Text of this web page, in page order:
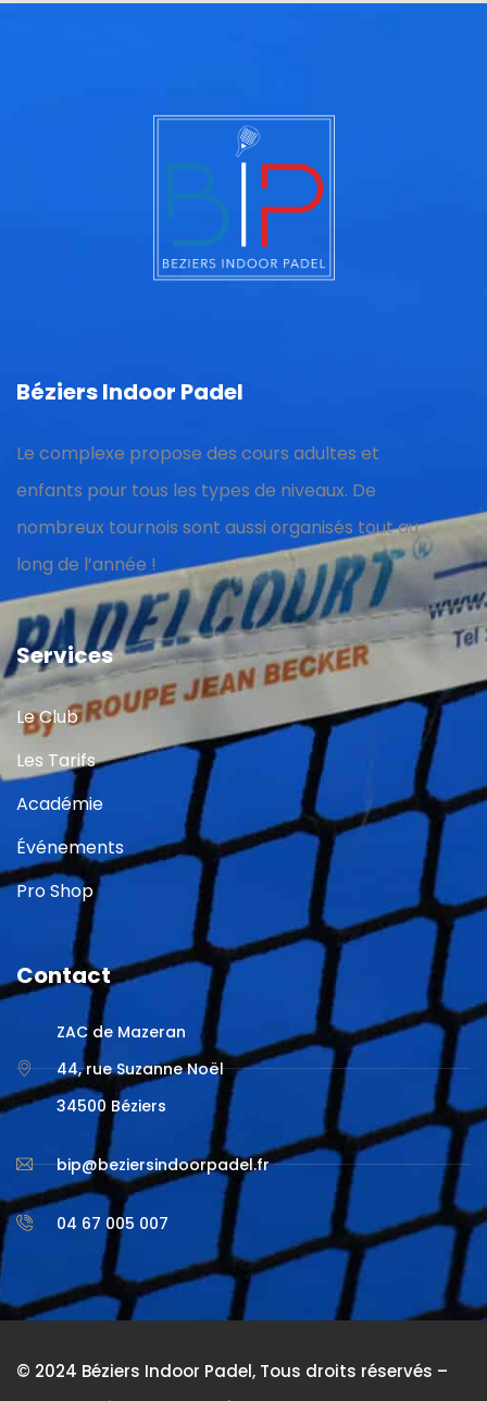
Béziers Indoor Padel
Le complexe propose des cours adultes et
enfants pour tous les types de niveaux. De
nombreux tournois sont aussi organisés tout au
long de l’année !
Services
Le Club
Les Tarifs
Académie
Événements
Pro Shop
Contact
ZAC de Mazeran
44, rue Suzanne Noël
34500 Béziers
bip@beziersindoorpadel.fr
04 67 005 007
© 2024 Béziers Indoor Padel, Tous droits réservés –